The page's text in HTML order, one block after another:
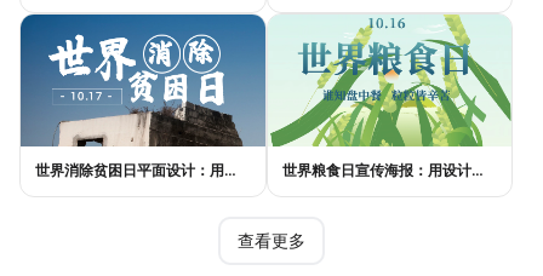
世界消除贫困日平面设计：用视觉语言传递尊严与温度 世界粮食日宣传海报：用设计传递"粮"心，让每一粒米都有声音
查看更多